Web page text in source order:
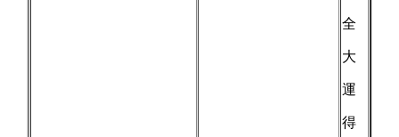
全
大
運
得